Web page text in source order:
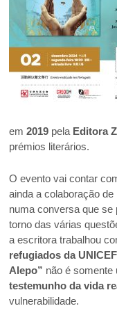
em2019 pela Editora
prémios literários.
O evento vai contar
ainda a colaboração de
numa conversa que se
torno das várias
a escritora trabalhou
refugiados da UNICEF
Alepo” não é
testemunho da vida
vulnerabilidade.